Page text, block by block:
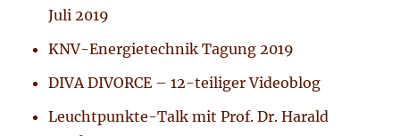
Juli 2019
KNV-Energietechnik Tagung 2019
DIVA DIVORCE – 12-teiliger Videoblog
Leuchtpunkte-Talk mit Prof. Dr. Harald